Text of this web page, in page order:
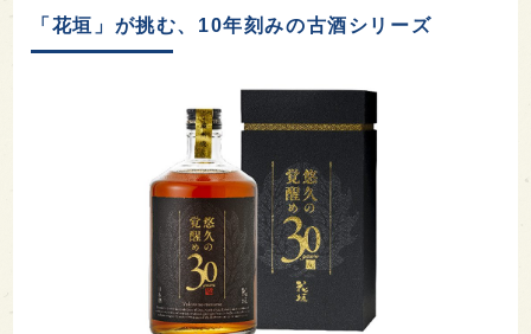
「花垣」が挑む、10年刻みの古酒シリーズ